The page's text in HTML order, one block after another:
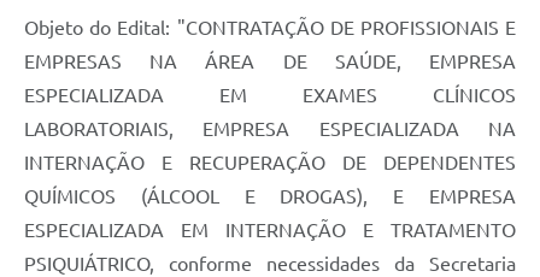
Objeto do Edital: "CONTRATAÇÃO DE PROFISSIONAIS E
EMPRESAS NA ÁREA DE SAÚDE, EMPRESA
ESPECIALIZADA EM EXAMES CLÍNICOS
LABORATORIAIS, EMPRESA ESPECIALIZADA NA
INTERNAÇÃO E RECUPERAÇÃO DE DEPENDENTES
QUÍMICOS (ÁLCOOL E DROGAS), E EMPRESA
ESPECIALIZADA EM INTERNAÇÃO E TRATAMENTO
PSIQUIÁTRICO, conforme necessidades da Secretaria